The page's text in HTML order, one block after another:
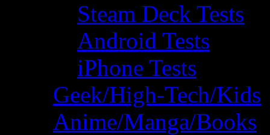
Steam Deck Tests
Android Tests
iPhone Tests
Geek/High-Tech/Kids
Anime/Manga/Books